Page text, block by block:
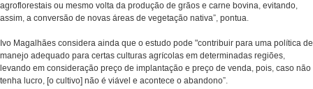
agroflorestais ou mesmo volta da produção de grãos e carne bovina, evitando,
assim, a conversão de novas áreas de vegetação nativa”, pontua.
Ivo Magalhães considera ainda que o estudo pode "contribuir para uma política de
manejo adequado para certas culturas agrícolas em determinadas regiões,
levando em consideração preço de implantação e preço de venda, pois, caso não
tenha lucro, [o cultivo] não é viável e acontece o abandono”.